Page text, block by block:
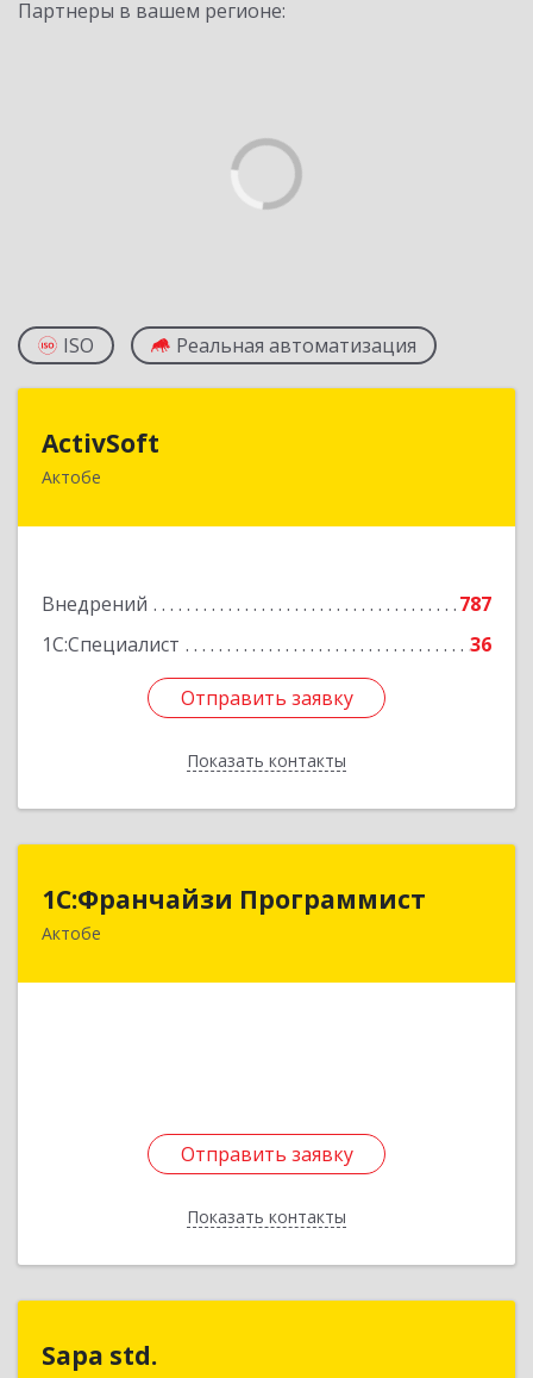
Партнеры в вашем регионе:
ISO Реальная автоматизация
ActivSoft
Актобе
Внедрений
787
1С:Специалист
36
Отправить заявку
Показать контакты
Казахстан, город Актобе, проспект Абилкайыр
Отправить заявку
Назад
1С:Франчайзи Программист
Актобе
Отправить заявку
Показать контакты
1С:Франчайзи Программист
Казахстан, 030019 г.Актобе, ул. Есет-Батыра,
Отправить заявку
Назад
Sapa std.